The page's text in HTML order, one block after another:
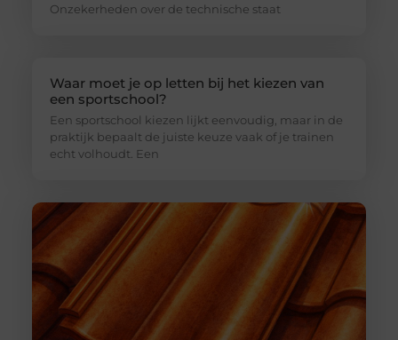
Onzekerheden over de technische staat
Waar moet je op letten bij het kiezen van
een sportschool?
Een sportschool kiezen lijkt eenvoudig, maar in de
praktijk bepaalt de juiste keuze vaak of je trainen
echt volhoudt. Een